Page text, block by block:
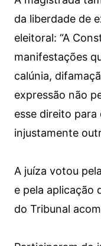
da liberdade de
eleitoral: “A
manifestações
calúnia,
expressão não
esse direito
injustamente
A juíza votou
e pela aplicação
do Tribunal